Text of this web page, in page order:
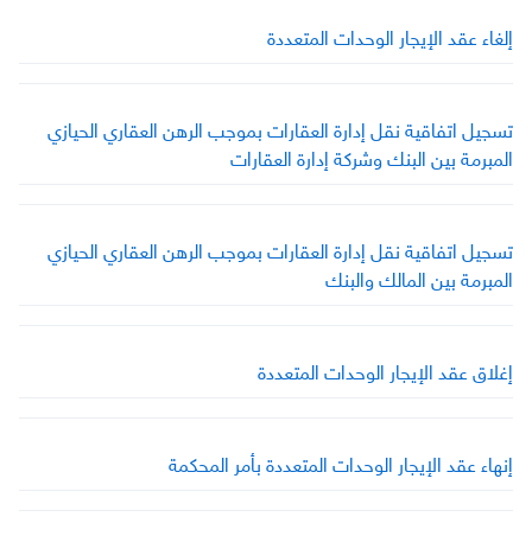
إلغاء عقد الإيجار الوحدات المتعددة
تسجيل اتفاقية نقل إدارة العقارات بموجب الرهن العقاري الحيازي
المبرمة بين البنك وشركة إدارة العقارات
تسجيل اتفاقية نقل إدارة العقارات بموجب الرهن العقاري الحيازي
المبرمة بين المالك والبنك
إغلاق عقد الإيجار الوحدات المتعددة
إنهاء عقد الإيجار الوحدات المتعددة بأمر المحكمة